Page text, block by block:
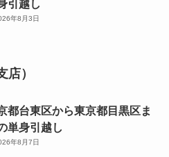
引越し
年8月3日
）
都台東区から東京都目黒区ま
単身引越し
年8月7日